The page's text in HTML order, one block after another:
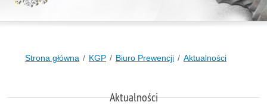
Strona główna KGP Biuro Prewencji Aktualności
Aktualności